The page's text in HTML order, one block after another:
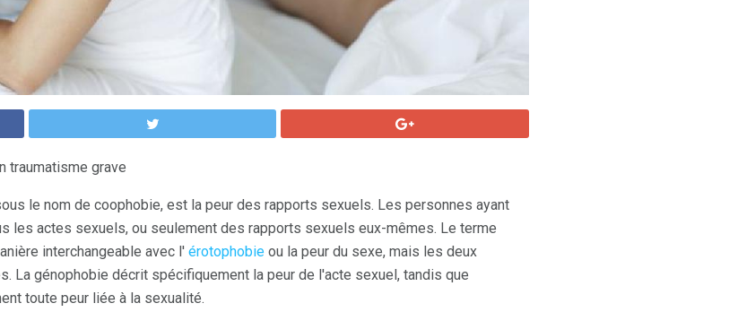
traumatisme grave
le nom de coophobie, est la peur des rapports sexuels. Les personnes ayant
les actes sexuels, ou seulement des rapports sexuels eux-mêmes. Le terme
interchangeable avec l' érotophobie ou la peur du sexe, mais les deux
La génophobie décrit spécifiquement la peur de l'acte sexuel, tandis que
toute peur liée à la sexualité.